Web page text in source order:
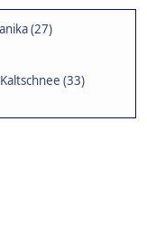
(27)
(33)